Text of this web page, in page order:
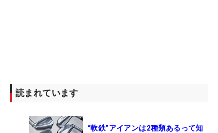
読まれています
“軟鉄”アイアンは2種類あるって知